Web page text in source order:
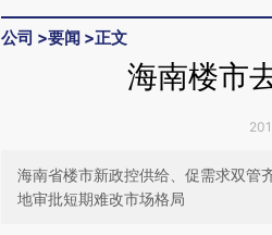
公司 >要闻 >正文
海南楼市
海南省楼市新政控供给、促需求双管
地审批短期难改市场格局